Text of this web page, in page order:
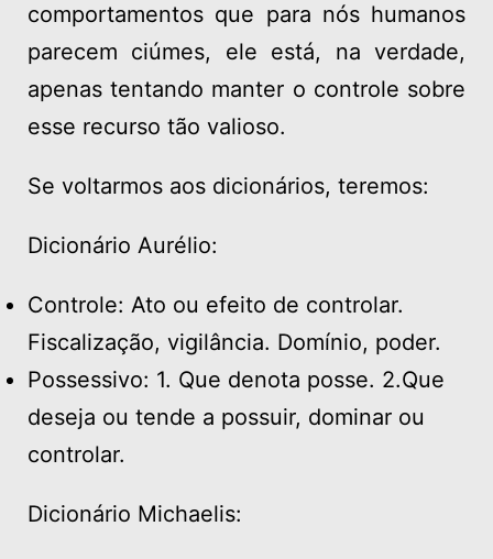
comportamentos que para nós humanos
parecem ciúmes, ele está, na verdade,
apenas tentando manter o controle sobre
esse recurso tão valioso.
Se voltarmos aos dicionários, teremos:
Dicionário Aurélio:
Controle: Ato ou efeito de controlar.
Fiscalização, vigilância. Domínio, poder.
Possessivo: 1. Que denota posse. 2.Que
deseja ou tende a possuir, dominar ou
controlar.
Dicionário Michaelis: